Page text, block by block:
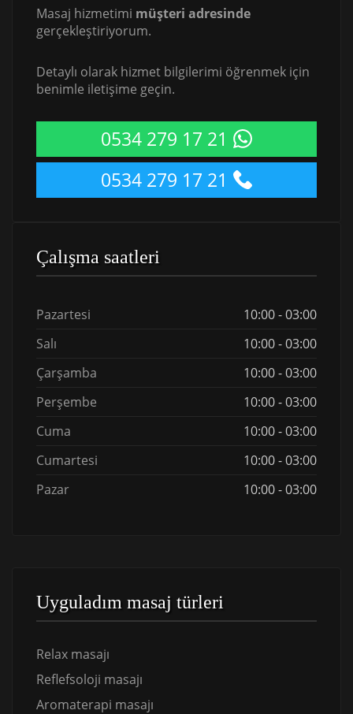
Masaj hizmetimi müşteri adresinde
gerçekleştiriyorum.
Detaylı olarak hizmet bilgilerimi öğrenmek için
benimle iletişime geçin.
0534 279 17 21
0534 279 17 21
Çalışma saatleri
Pazartesi
10:00 - 03:00
Salı
10:00 - 03:00
Çarşamba
10:00 - 03:00
Perşembe
10:00 - 03:00
Cuma
10:00 - 03:00
Cumartesi
10:00 - 03:00
Pazar
10:00 - 03:00
Uyguladım masaj türleri
Relax masajı
Reflefsoloji masajı
Aromaterapi masajı